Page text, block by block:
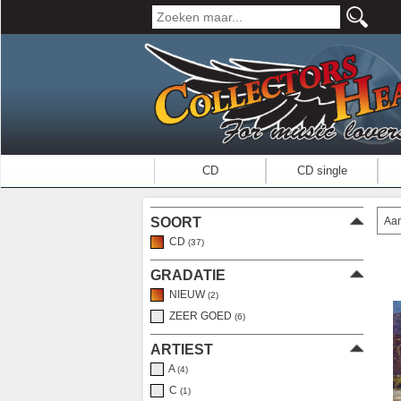
CD CD single
SOORT
CD (37)
GRADATIE
NIEUW(2)
ZEER GOED (6)
ARTIEST
A(4)
C (1)